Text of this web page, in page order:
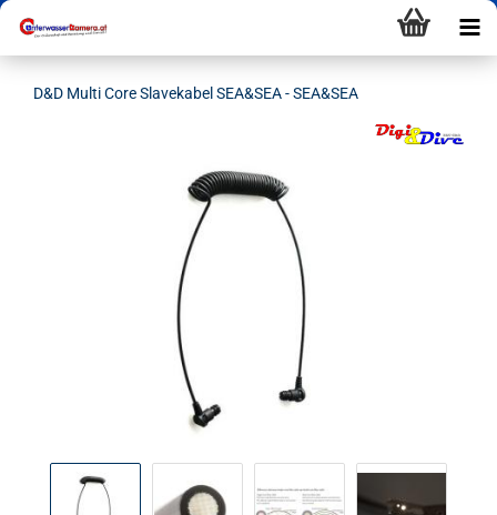
D&D Multi Core Slavekabel SEA&SEA - SEA&SEA